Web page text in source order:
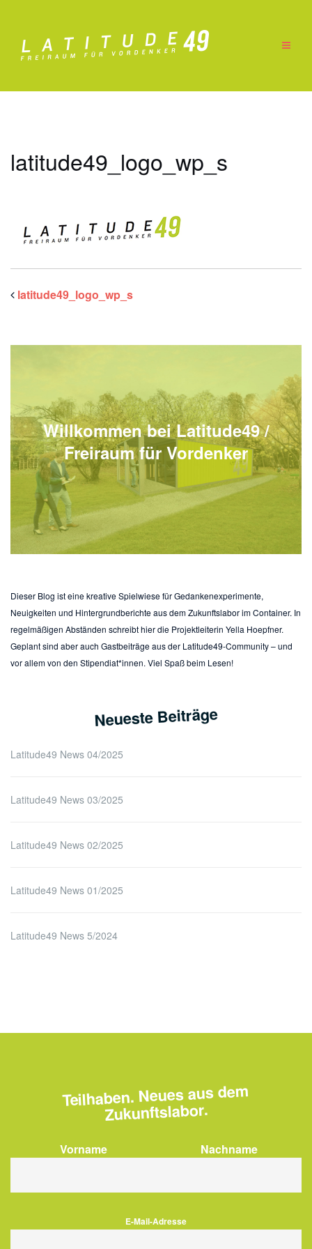
springen
latitude49_logo_wp_s
latitude49_logo_wp_s
Willkommen bei Latitude49 /
Freiraum für Vordenker
Dieser Blog ist eine kreative Spielwiese für Gedankenexperimente,
Neuigkeiten und Hintergrundberichte aus dem Zukunftslabor im Container. In
regelmäßigen Abständen schreibt hier die Projektleiterin Yella Hoepfner.
Geplant sind aber auch Gastbeiträge aus der Latitude49-Community – und
vor allem von den Stipendiat*innen. Viel Spaß beim Lesen!
Neueste Beiträge
Latitude49 News 04/2025
Latitude49 News 03/2025
Latitude49 News 02/2025
Latitude49 News 01/2025
Latitude49 News 5/2024
Teilhaben. Neues aus dem
Zukunftslabor.
Vorname Nachname
E-Mail-Adresse